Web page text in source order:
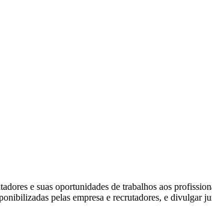
e suas oportunidades de trabalhos aos
pelas empresa e recrutadores, e divulgar